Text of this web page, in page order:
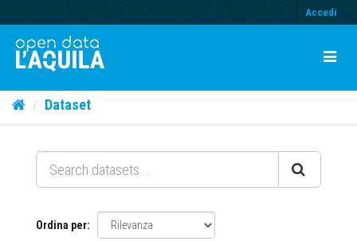
Accedi
Dataset
Ordina per